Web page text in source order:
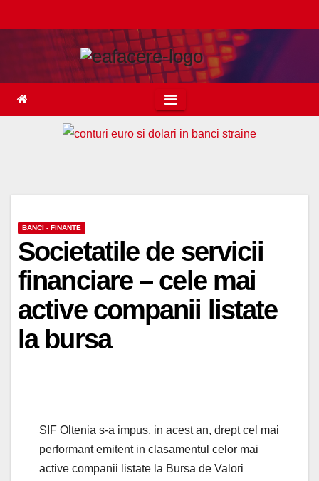
to
BANCI - FINANTE
Societatile de servicii
financiare – cele mai
active companii listate
la bursa
SIF Oltenia s-a impus, in acest an, drept cel mai
performant emitent in clasamentul celor mai
active companii listate la Bursa de Valori